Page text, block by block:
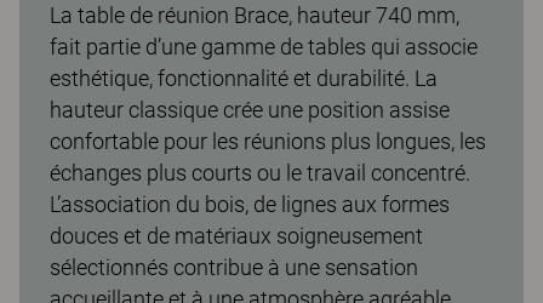
La table de réunion Brace, hauteur 740 mm,
fait partie d’une gamme de tables qui associe
esthétique, fonctionnalité et durabilité. La
hauteur classique crée une position assise
confortable pour les réunions plus longues, les
échanges plus courts ou le travail concentré.
L’association du bois, de lignes aux formes
douces et de matériaux soigneusement
sélectionnés contribue à une sensation